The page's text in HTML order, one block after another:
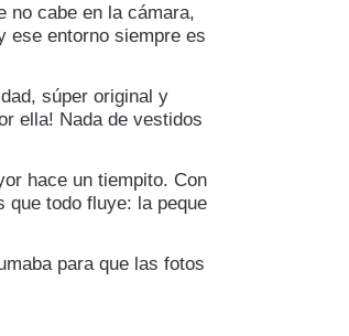
no cabe en la cámara,
ese entorno siempre es
súper original y
ella! Nada de vestidos
hace un tiempito. Con
que todo fluye: la peque
para que las fotos